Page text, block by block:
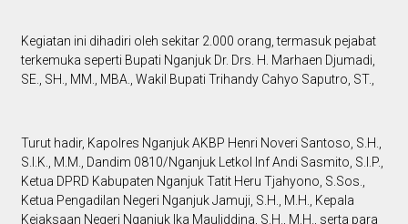
Kegiatan ini dihadiri oleh sekitar 2.000 orang, termasuk pejabat
terkemuka seperti Bupati Nganjuk Dr. Drs. H. Marhaen Djumadi,
SE., SH., MM., MBA., Wakil Bupati Trihandy Cahyo Saputro, ST.,
Turut hadir, Kapolres Nganjuk AKBP Henri Noveri Santoso, S.H.,
S.I.K., M.M., Dandim 0810/Nganjuk Letkol Inf Andi Sasmito, S.I.P.,
Ketua DPRD Kabupaten Nganjuk Tatit Heru Tjahyono, S.Sos.,
Ketua Pengadilan Negeri Nganjuk Jamuji, S.H., M.H., Kepala
Kejaksaan Negeri Nganjuk Ika Mauliddina, S.H., M.H., serta para